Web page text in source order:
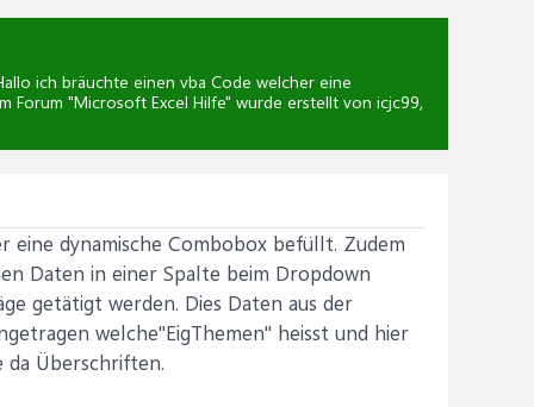
ich bräuchte einen vba Code welcher eine
Forum "Microsoft Excel Hilfe" wurde erstellt von icjc99,
eine dynamische Combobox befüllt. Zudem
Daten in einer Spalte beim Dropdown
getätigt werden. Dies Daten aus der
welche"EigThemen" heisst und hier
da Überschriften.